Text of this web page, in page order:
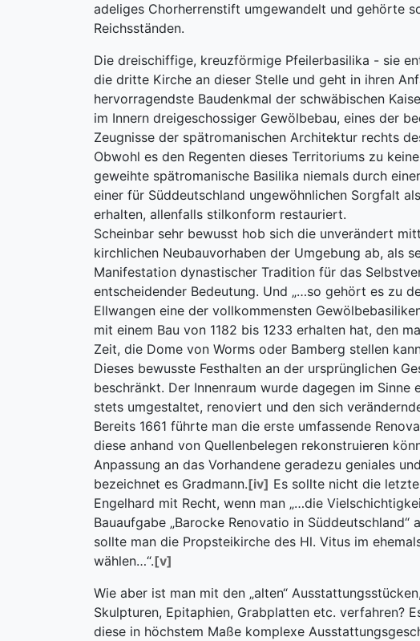
adeliges Chorherrenstift umgewandelt und gehörte
Reichsständen.
Die dreischiffige, kreuzförmige Pfeilerbasilika - sie
die dritte Kirche an dieser Stelle und geht in ihren
hervorragendste Baudenkmal der schwäbischen
im Innern dreigeschossiger Gewölbebau, eines der
Zeugnisse der spätromanischen Architektur rechts
Obwohl es den Regenten dieses Territoriums zu
geweihte spätromanische Basilika niemals durch
einer für Süddeutschland ungewöhnlichen Sorgfalt
erhalten, allenfalls stilkonform restauriert.
Scheinbar sehr bewusst hob sich die unverändert
kirchlichen Neubauvorhaben der Umgebung ab, als
Manifestation dynastischer Tradition für das
entscheidender Bedeutung. Und „…so gehört es zu
Ellwangen eine der vollkommensten
mit einem Bau von 1182 bis 1233 erhalten hat, den
Zeit, die Dome von Worms oder Bamberg stellen
Dieses bewusste Festhalten an der ursprünglichen
beschränkt. Der Innenraum wurde dagegen im
stets umgestaltet, renoviert und den sich
Bereits 1661 führte man die erste umfassende
diese anhand von Quellenbelegen rekonstruieren
Anpassung an das Vorhandene geradezu geniales
bezeichnet es Gradmann.[iv] Es sollte nicht die
Engelhard mit Recht, wenn man „…die
Bauaufgabe „Barocke Renovatio in
sollte man die Propsteikirche des Hl. Vitus im
wählen…“.[v]
Wie aber ist man mit den „alten“
Skulpturen, Epitaphien, Grabplatten etc. verfahren?
diese in höchstem Maße komplexe